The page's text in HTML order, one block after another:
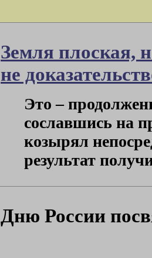
Земля плоская,
не
Это –
сославшись на
козырял
результат
Дню России